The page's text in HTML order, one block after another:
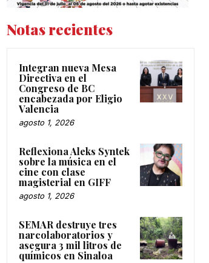
Notas recientes
Integran nueva Mesa
Directiva en el
Congreso de BC
encabezada por Eligio
Valencia
agosto 1, 2026
Reflexiona Aleks Syntek
sobre la música en el
cine con clase
magisterial en GIFF
agosto 1, 2026
SEMAR destruye tres
narcolaboratorios y
asegura 3 mil litros de
químicos en Sinaloa